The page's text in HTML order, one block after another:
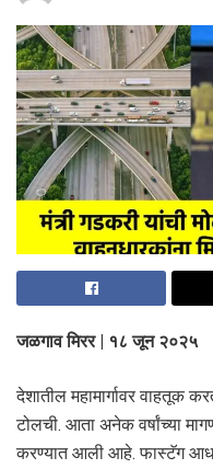
जळगाव मिरर | १८ जून २०२५
देशातील महामार्गावर वाहतूक
टोलची. आता अनेक वर्षांच्या
करण्यात आली आहे. फास्टॅग